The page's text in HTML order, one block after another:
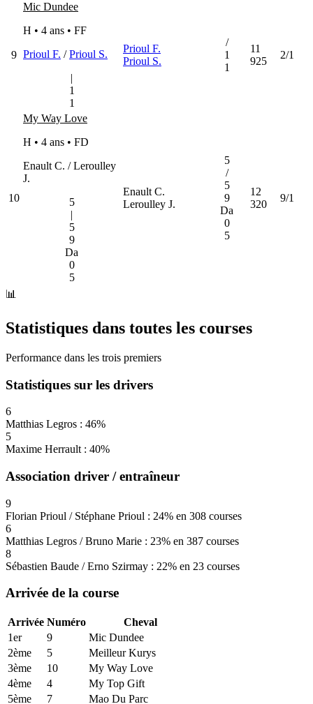
9
Mic Dundee
H • 4 ans • FF
Prioul F. /Prioul S.
|
1
1
Prioul F.
Prioul S.
/
1
1
11
925
2/1
10
My Way Love
H • 4 ans • FD
Enault C. / Leroulley
J.
5
|
5
9
Da
0
5
Enault C.
Leroulley J.
5
/
5
9
Da
0
5
12
320
9/1
📊
Statistiques dans toutes les courses
Performance dans les trois premiers
Statistiques sur les drivers
6
Matthias Legros : 46%
5
Maxime Herrault : 40%
Association driver / entraîneur
9
Florian Prioul / Stéphane Prioul : 24% en 308 courses
6
Matthias Legros / Bruno Marie : 23% en 387 courses
8
Sébastien Baude / Erno Szirmay : 22% en 23 courses
Arrivée de la course
Arrivée Numéro
Cheval
1er
9
Mic Dundee
2ème
5
Meilleur Kurys
3ème
10
My Way Love
4ème
4
My Top Gift
5ème
7 Mao Du Parc